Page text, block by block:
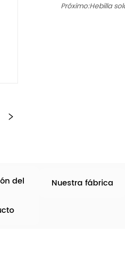
Próximo:Hebilla
del Nuestra fábrica